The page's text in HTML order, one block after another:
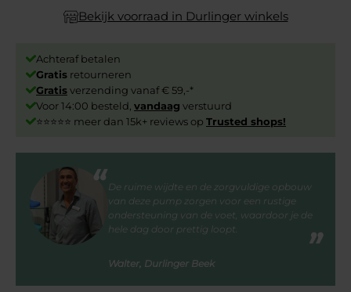
Bekijk voorraad in Durlinger winkels
Achteraf betalen
Gratis retourneren
Gratisverzending vanaf € 59,-*
Voor 14:00 besteld, vandaag verstuurd
⭐⭐⭐⭐⭐ meer dan 15k+ reviews op Trusted shops!
De ruime wijdte en de zorgvuldige opbouw
van deze pump zorgen voor een rustige
ondersteuning van de voet, waardoor je de
hele dag door prettig loopt.
Walter, Durlinger Beek